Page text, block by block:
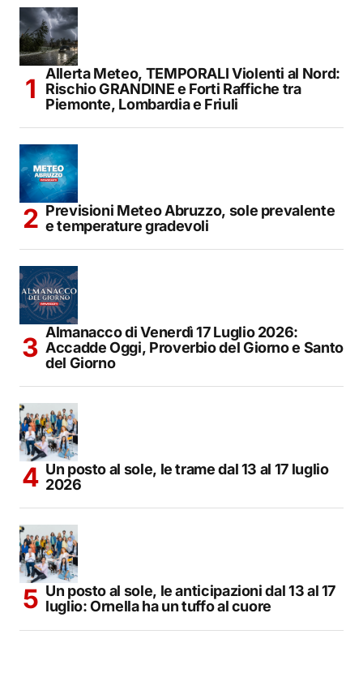
Allerta Meteo, TEMPORALI Violenti al Nord:
Rischio GRANDINE e Forti Raffiche tra
Piemonte, Lombardia e Friuli
Previsioni Meteo Abruzzo, sole prevalente
e temperature gradevoli
Almanacco di Venerdì 17 Luglio 2026:
Accadde Oggi, Proverbio del Giorno e Santo
del Giorno
Un posto al sole, le trame dal 13 al 17 luglio
2026
Un posto al sole, le anticipazioni dal 13 al 17
luglio: Ornella ha un tuffo al cuore